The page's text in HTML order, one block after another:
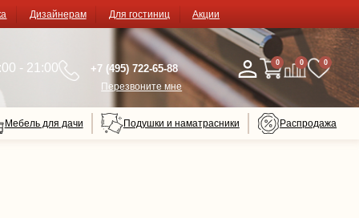
Дизайнерам Для гостиниц Акции
- 21:00 +7 (495) 722-65-88
Перезвоните мне
0 0 0
Мебель для дачи Подушки и наматрасники Распродажа